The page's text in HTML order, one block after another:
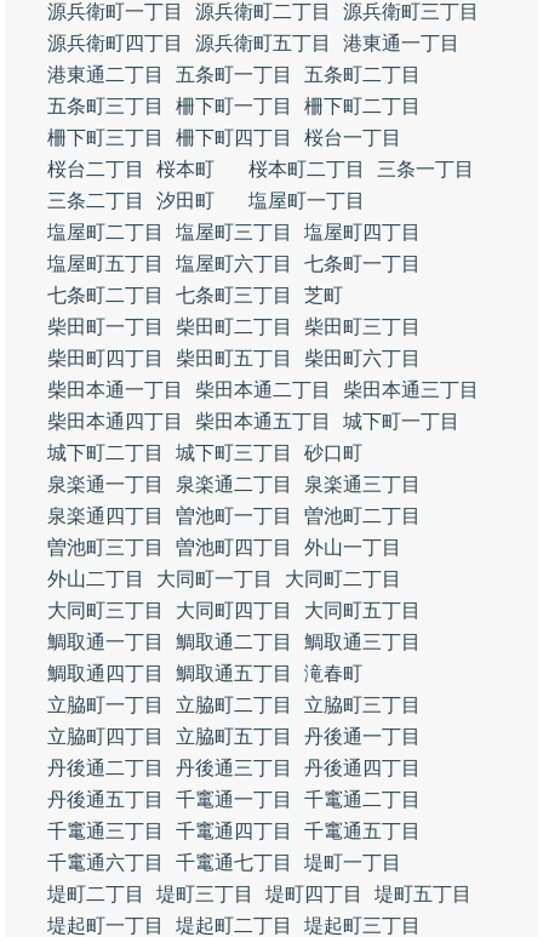
源兵衛町一丁目
源兵衛町二丁目
源兵衛町三丁目
源兵衛町四丁目
源兵衛町五丁目
港東通一丁目
港東通二丁目
五条町一丁目
五条町二丁目
五条町三丁目
柵下町一丁目
柵下町二丁目
柵下町三丁目
柵下町四丁目
桜台一丁目
桜台二丁目
桜本町 桜本町二丁目
三条一丁目
三条二丁目
汐田町
塩屋町一丁目
塩屋町二丁目
塩屋町三丁目
塩屋町四丁目
塩屋町五丁目
塩屋町六丁目
七条町一丁目
七条町二丁目
七条町三丁目
芝町
柴田町一丁目
柴田町二丁目
柴田町三丁目
柴田町四丁目
柴田町五丁目
柴田町六丁目
柴田本通一丁目
柴田本通二丁目
柴田本通三丁目
柴田本通四丁目
柴田本通五丁目
城下町一丁目
城下町二丁目
城下町三丁目
砂口町
泉楽通一丁目
泉楽通二丁目
泉楽通三丁目
泉楽通四丁目
曽池町一丁目
曽池町二丁目
曽池町三丁目
曽池町四丁目
外山一丁目
外山二丁目
大同町一丁目
大同町二丁目
大同町三丁目
大同町四丁目
大同町五丁目
鯛取通一丁目
鯛取通二丁目
鯛取通三丁目
鯛取通四丁目
鯛取通五丁目
滝春町
立脇町一丁目
立脇町二丁目
立脇町三丁目
立脇町四丁目
立脇町五丁目
丹後通一丁目
丹後通二丁目
丹後通三丁目
丹後通四丁目
丹後通五丁目
千竃通一丁目
千竃通二丁目
千竃通三丁目
千竃通四丁目
千竃通五丁目
千竃通六丁目
千竃通七丁目
堤町一丁目
堤町二丁目
堤町三丁目 堤町四丁目
堤町五丁目
堤起町一丁目
堤起町二丁目
堤起町三丁目